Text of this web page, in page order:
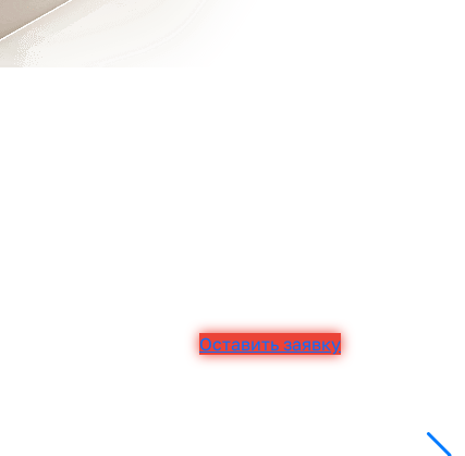
Оставить заявку